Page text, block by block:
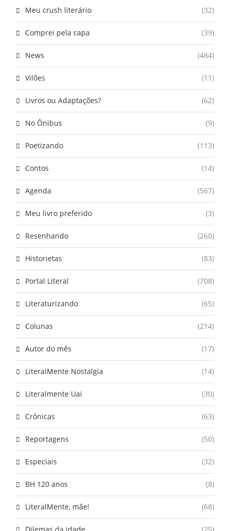
Meu crush literário (32)
Comprei pela capa (39)
News (484)
Vilões (11)
Livros ou Adaptações? (62)
No Ônibus (9)
Poetizando (113)
Contos (14)
Agenda (567)
Meu livro preferido (3)
Resenhando (260)
Historietas (83)
Portal Literal (708)
Literaturizando (65)
Colunas (214)
Autor do mês (17)
LiteralMente Nostalgia (14)
Literalmente Uai (30)
Crônicas (63)
Reportagens (50)
Especiais (32)
BH 120 anos (8)
LiteralMente, mãe! (68)